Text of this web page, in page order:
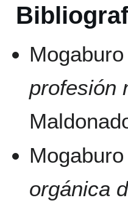
profesión
orgánica